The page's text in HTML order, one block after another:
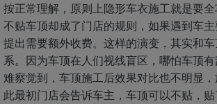
按正常理解，原则上隐形车衣施工就是要
不贴车顶却成了门店的规则，如果遇到车
提出需要额外收费。这样的演变，其实和
系。因为车顶在人们视线盲区，哪怕车顶
难察觉到，车顶施工后效果对比也不明显
此最初门店会告诉车主，车顶可以不贴，贴